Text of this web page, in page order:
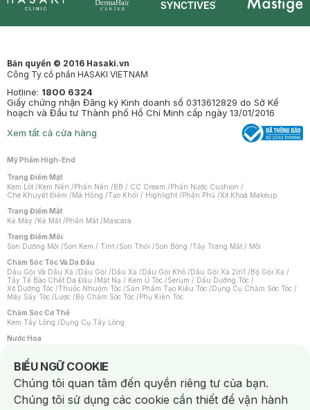
Bản quyền © 2016 Hasaki.vn
Công Ty cổ phần HASAKI VIETNAM
Hotline: 1800 6324
Giấy chứng nhận Đăng ký Kinh doanh số 0313612829 do Sở Kế
hoạch và Đầu tư Thành phố Hồ Chí Minh cấp ngày 13/01/2016
Xem tất cả cửa hàng
Mỹ Phẩm High-End
Trang Điểm Mặt
Kem Lót /Kem Nền /Phấn Nền /BB / CC Cream /Phấn Nước Cushion /
Che Khuyết Điểm /Má Hồng /Tạo Khối / Highlight /Phấn Phủ /Xịt Khoá Makeup
Trang Điểm Mắt
Kẻ Mày /Kẻ Mắt /Phấn Mắt /Mascara
Trang Điểm Môi
Son Dưỡng Môi /Son Kem / Tint /Son Thỏi /Son Bóng /Tẩy Trang Mắt / Môi
Chăm Sóc Tóc Và Da Đầu
Dầu Gội Và Dầu Xả /Dầu Gội /Dầu Xả /Dầu Gội Khô /Dầu Gội Xả 2in1 /Bộ Gội Xả /
Tẩy Tế Bào Chết Da Đầu /Mặt Nạ / Kem Ủ Tóc /Serum / Dầu Dưỡng Tóc /
Xịt Dưỡng Tóc /Thuốc Nhuộm Tóc /Sản Phẩm Tạo Kiểu Tóc /Dụng Cụ Chăm Sóc Tóc /
Máy Sấy Tóc /Lược /Bộ Chăm Sóc Tóc /Phụ Kiện Tóc
Chăm Sóc Cơ Thể
Kem Tẩy Lông /Dụng Cụ Tẩy Lông
Nước Hoa
Nước Hoa Nữ
Chăm Sóc Cá Nhân
Chống Muỗi /Khẩu Trang /Máy Massage/Mặt Nạ Xông Hơi /Nước Rửa Tay/
Sản Phẩm Chăm Sóc Khác /Bàn Chải Đánh Răng /Bàn Chải Điện/
Hỗ Trợ Trắng Răng/Kem Đánh Răng /Máy Tăm Nước/ Nước Súc Miệng/
Tăm / Chỉ Nha Khoa/ Xịt Thơm Miệng / Dung Dịch Vệ Sinh/Dưỡng Vùng Kín/
BIỂU NGỮ COOKIE
Notice about cookies usage
Chúng tôi quan tâm đến quyền riêng tư của bạn.
Chúng tôi sử dụng các cookie cần thiết để vận hành